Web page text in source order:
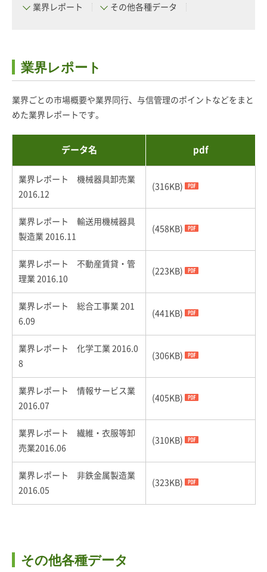
業界レポート その他各種データ
業界レポート
業界ごとの市場概要や業界同行、与信管理のポイントなどをまと
めた業界レポートです。
データ名 pdf
業界レポート 機械器具卸売業
2016.12
(316KB)
業界レポート 輸送用機械器具
製造業 2016.11
(458KB)
業界レポート 不動産賃貸・管
理業 2016.10
(223KB)
業界レポート 総合工事業 201
6.09
(441KB)
業界レポート 化学工業 2016.0
8
(306KB)
業界レポート 情報サービス業
2016.07
(405KB)
業界レポート 繊維・衣服等卸
売業2016.06
(310KB)
業界レポート 非鉄金属製造業
2016.05
(323KB)
その他各種データ